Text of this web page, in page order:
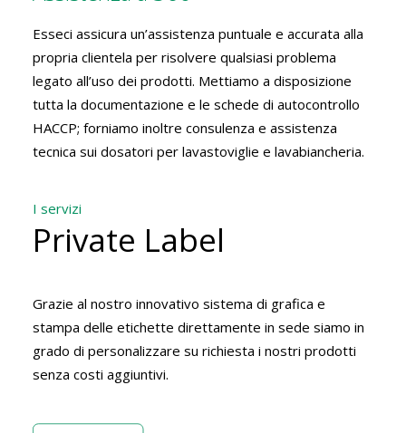
Esseci assicura un’assistenza puntuale e accurata alla
propria clientela per risolvere qualsiasi problema
legato all’uso dei prodotti. Mettiamo a disposizione
tutta la documentazione e le schede di autocontrollo
HACCP; forniamo inoltre consulenza e assistenza
tecnica sui dosatori per lavastoviglie e lavabiancheria.
I servizi
Private Label
Grazie al nostro innovativo sistema di grafica e
stampa delle etichette direttamente in sede siamo in
grado di personalizzare su richiesta i nostri prodotti
senza costi aggiuntivi.